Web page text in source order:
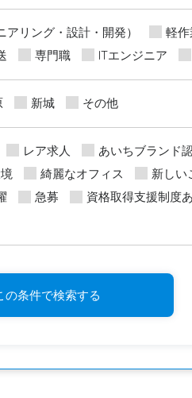
リング・設計・開発） 軽作
専門職 ITエンジニア
新城 その他
レア求人 あいちブランド
綺麗なオフィス 新しい
急募 資格取得支援制度
の条件で検索する